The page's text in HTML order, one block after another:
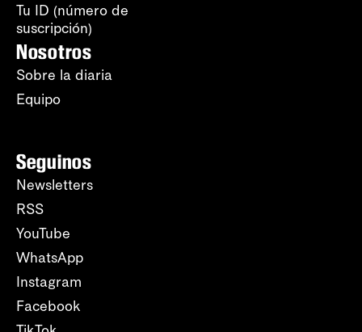
Tu ID (número de
suscripción)
Nosotros
Sobre la diaria
Equipo
Seguinos
Newsletters
RSS
YouTube
WhatsApp
Instagram
Facebook